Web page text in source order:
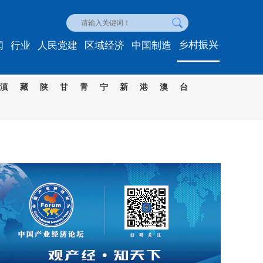
行业 人民党建 区域经济 中国制造 乡村振兴
滇 藏 陕 甘 青 宁 新 港 澳 台